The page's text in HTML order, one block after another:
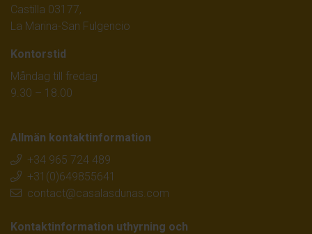
Castilla 03177,
La Marina-San Fulgencio
Kontorstid
Måndag till fredag
9.30 – 18.00
Allmän kontaktinformation
+34 965 724 489
+31(0)649855641
contact@casalasdunas.com
Kontaktinformation uthyrning och